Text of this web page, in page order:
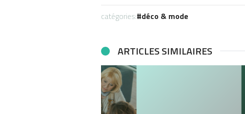
catégories: déco & mode
ARTICLES SIMILAIRES